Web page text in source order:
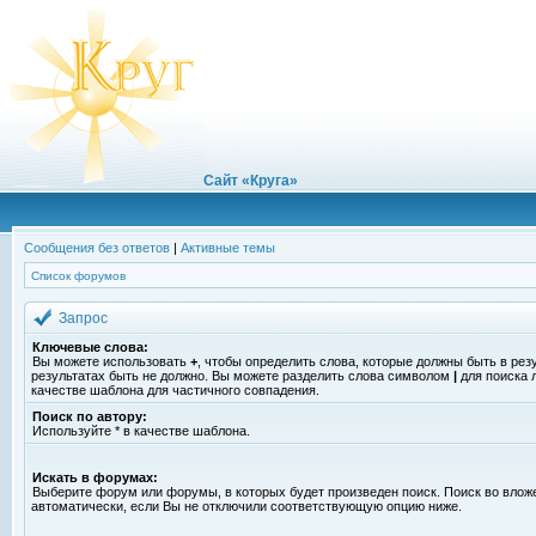
Сайт «Круга»
Сообщения без ответов | Активные темы
Список форумов
Запрос
Ключевые слова:
Вы можете использовать + , чтобы определить слова, которые должны быть в
результатах быть не должно. Вы можете разделить слова символом | для поиска
качестве шаблона для частичного совпадения.
Поиск по автору:
Используйте * в качестве шаблона.
Искать в форумах:
Выберите форум или форумы, в которых будет произведен поиск. Поиск во
автоматически, если Вы не отключили соответствующую опцию ниже.